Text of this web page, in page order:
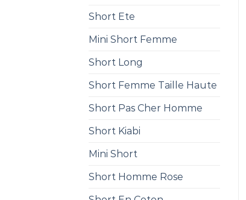
Short Ete
Mini Short Femme
Short Long
Short Femme Taille Haute
Short Pas Cher Homme
Short Kiabi
Mini Short
Short Homme Rose